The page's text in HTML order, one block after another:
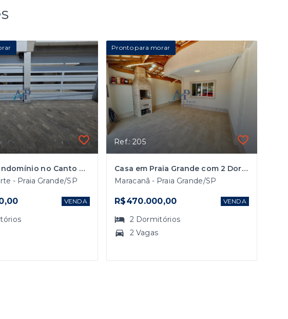
Casa em Condomínio no Canto do Forte em Praia Grande
- Praia Grande/SP
VENDA
Pronto para morar
Ref.: 205
Casa em Praia Grande com 2 Dormitórios
Maracanã - Praia Grande/SP
R$470.000,00 VENDA
2 Dormitórios
2 Vagas